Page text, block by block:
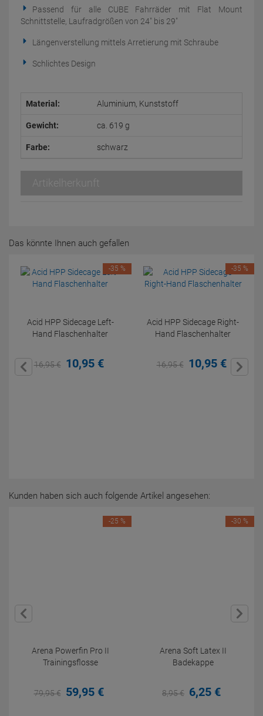
Passend für alle CUBE Fahrräder mit Flat Mount
Schnittstelle, Laufradgrößen von 24" bis 29"
Längenverstellung mittels Arretierung mit Schraube
Schlichtes Design
Material: Aluminium, Kunststoff
Gewicht: ca. 619 g
Farbe: schwarz
Artikelherkunft
Das könnte Ihnen auch gefallen
Acid HPP Sidecage Left-
Hand Flaschenhalter
16,95€ 10,95 €
-35 %
Acid HPP Sidecage Right-
Hand Flaschenhalter
16,95€ 10,95 €
-35 %
Kunden haben sich auch folgende Artikel angesehen:
Arena Powerfin Pro II
Trainingsflosse
79,95€ 59,95 €
-25 %
Arena Soft Latex II
Badekappe
8,95€ 6,25 €
-30 %